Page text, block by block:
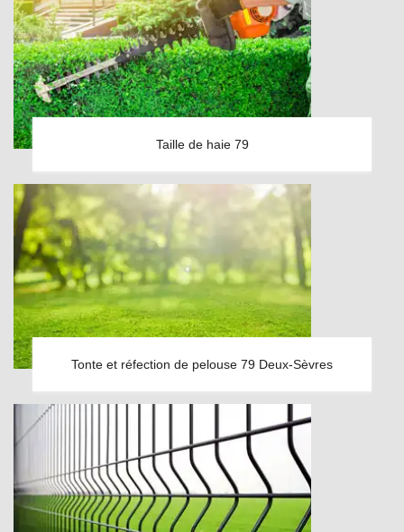
Taille de haie 79
Tonte et réfection de pelouse 79 Deux-Sèvres